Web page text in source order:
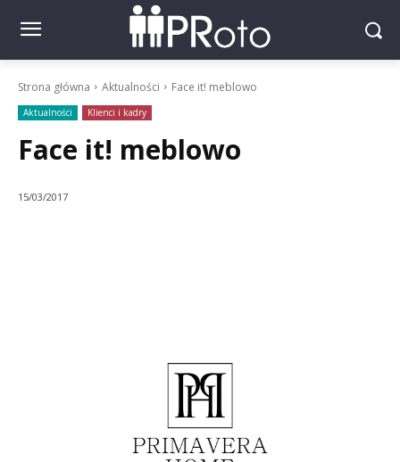
Strona główna Aktualności Face it! meblowo
Aktualności Klienci i kadry
Face it! meblowo
15/03/2017